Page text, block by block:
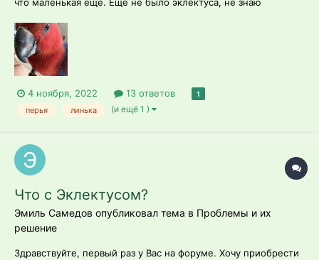
овощами, всегда свежие.
4 ноября, 2022 13 ответов 1
перья линька (и ещё 1 )
Что с Эклектусом?
Эмиль Самедов опубликовал тема в Проблемы и их
решение
Здравствуйте, первый раз у Вас на форуме. Хочу приобрести